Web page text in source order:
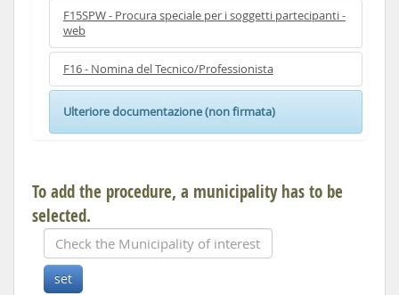
F15SPW - Procura speciale per i soggetti partecipanti -
web
F16 - Nomina del Tecnico/Professionista
Ulteriore documentazione (non firmata)
To add the procedure, a municipality has to be
selected.